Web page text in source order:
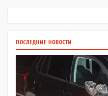
ПОСЛЕДНИЕ НОВОСТИ